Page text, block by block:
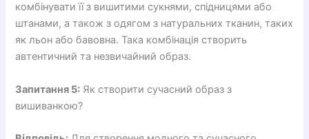
комбінувати її з вишитими сукнями, спідницями або
штанами, а також з одягом з натуральних тканин, таких
як льон або бавовна. Така комбінація створить
автентичний та незвичайний образ.
Запитання 5: Як створити сучасний образ з
вишиванкою?